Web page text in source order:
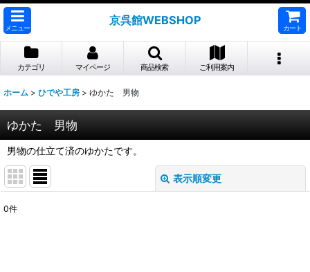
メニュー
京呉館WEBSHOP
カート
カテゴリ マイページ 商品検索 ご利用案内
ホーム > ひでや工房 > ゆかた 男物
ゆかた 男物
男物の仕立て済のゆかたです。
表示順変更
0件